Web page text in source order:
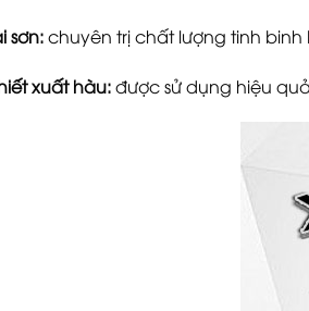
sơn:chuyên trị chất lượng tinh
xuất hàu:được sử dụng hiệu